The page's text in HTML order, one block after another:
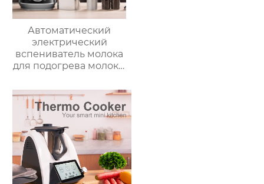
Автоматический
электрический
вспениватель молока
для подогрева молока,
корпус из матовой
нержавеющей стали,
домашний
пароварочный
аппарат для молока